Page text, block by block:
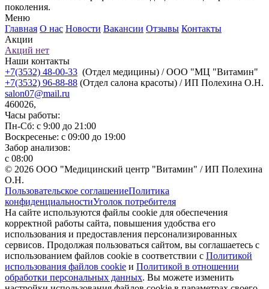
поколения.
Меню
Главная О нас Новости Вакансии Отзывы Контакты
Акции
Акций нет
Наши контакты
+7(3532) 48-00-33 (Отдел медицины) / ООО "МЦ "Витамин"
+7(3532) 96-88-88 (Отдел салона красоты) / ИП Полехина О.Н.
salon07@mail.ru
460026,
Часы работы:
Пн-Сб: с 9:00 до 21:00
Воскресенье: с 09:00 до 19:00
Забор анализов:
с 08:00
© 2026 ООО "Медицинский центр "Витамин" / ИП Полехина
О.Н.
Пользовательское соглашениеПолитика
конфиденциальностиУголок потребителя
На сайте используются файлы cookie для обеспечения
корректной работы сайта, повышения удобства его
использования и предоставления персонализированных
сервисов. Продолжая пользоваться сайтом, вы соглашаетесь с
использованием файлов cookie в соответствии с Политикой
использования файлов cookie и Политикой в отношении
обработки персональных данных. Вы можете изменить